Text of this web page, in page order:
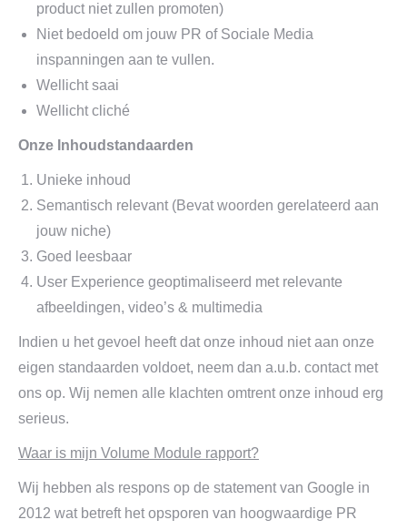
product niet zullen promoten)
Niet bedoeld om jouw PR of Sociale Media
inspanningen aan te vullen.
Wellicht saai
Wellicht cliché
Onze Inhoudstandaarden
Unieke inhoud
Semantisch relevant (Bevat woorden gerelateerd aan
jouw niche)
Goed leesbaar
User Experience geoptimaliseerd met relevante
afbeeldingen, video’s & multimedia
Indien u het gevoel heeft dat onze inhoud niet aan onze
eigen standaarden voldoet, neem dan a.u.b. contact met
ons op. Wij nemen alle klachten omtrent onze inhoud erg
serieus.
Waar is mijn Volume Module rapport?
Wij hebben als respons op de statement van Google in
2012 wat betreft het opsporen van hoogwaardige PR